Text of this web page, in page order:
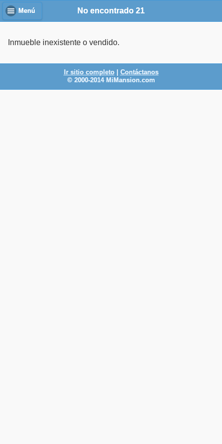
Menú No encontrado 21
Inmueble inexistente o vendido.
Ir sitio completo| Contáctanos
© 2000-2014 MiMansion.com